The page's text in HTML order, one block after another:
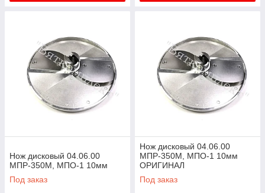
Нож дисковый 04.06.00
МПР-350М, МПО-1 10мм
Под заказ
Нож дисковый 04.06.00
МПР-350М, МПО-1 10мм
ОРИГИНАЛ
Под заказ